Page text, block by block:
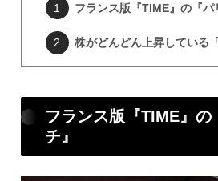
フランス版『TIME』の『パ
株がどんどん上昇している
フランス版『TIME』の
チ』